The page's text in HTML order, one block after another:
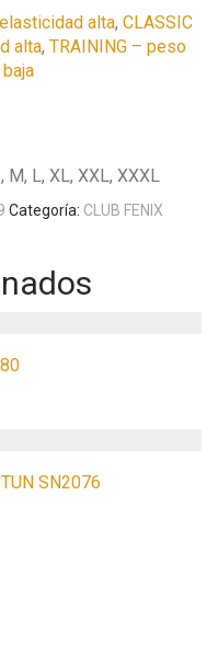
alta, CLASSIC
alta, TRAINING – peso
M, L, XL, XXL, XXXL
Categoría: CLUB FENIX
SN2076